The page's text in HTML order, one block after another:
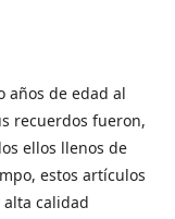
años de edad al
recuerdos fueron,
ellos llenos de
estos artículos
calidad